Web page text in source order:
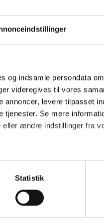
og indsamle persondata
videregives til vores
levere tilpasset
tjenester. Se mere
ændre indstillinger fra
inden for få meter
Statistik
Send
jeg